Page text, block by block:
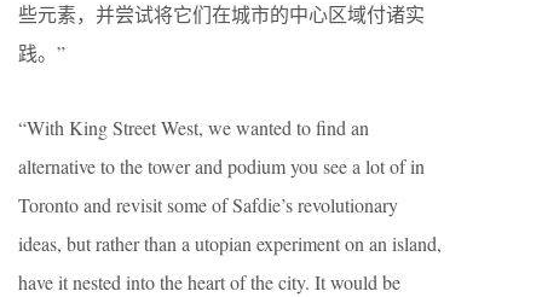
些元素，并尝试将它们在城市的中心区域付诸实
践。”
“With King Street West, we wanted to find an
alternative to the tower and podium you see a lot of in
Toronto and revisit some of Safdie’s revolutionary
ideas, but rather than a utopian experiment on an island,
have it nested into the heart of the city. It would be